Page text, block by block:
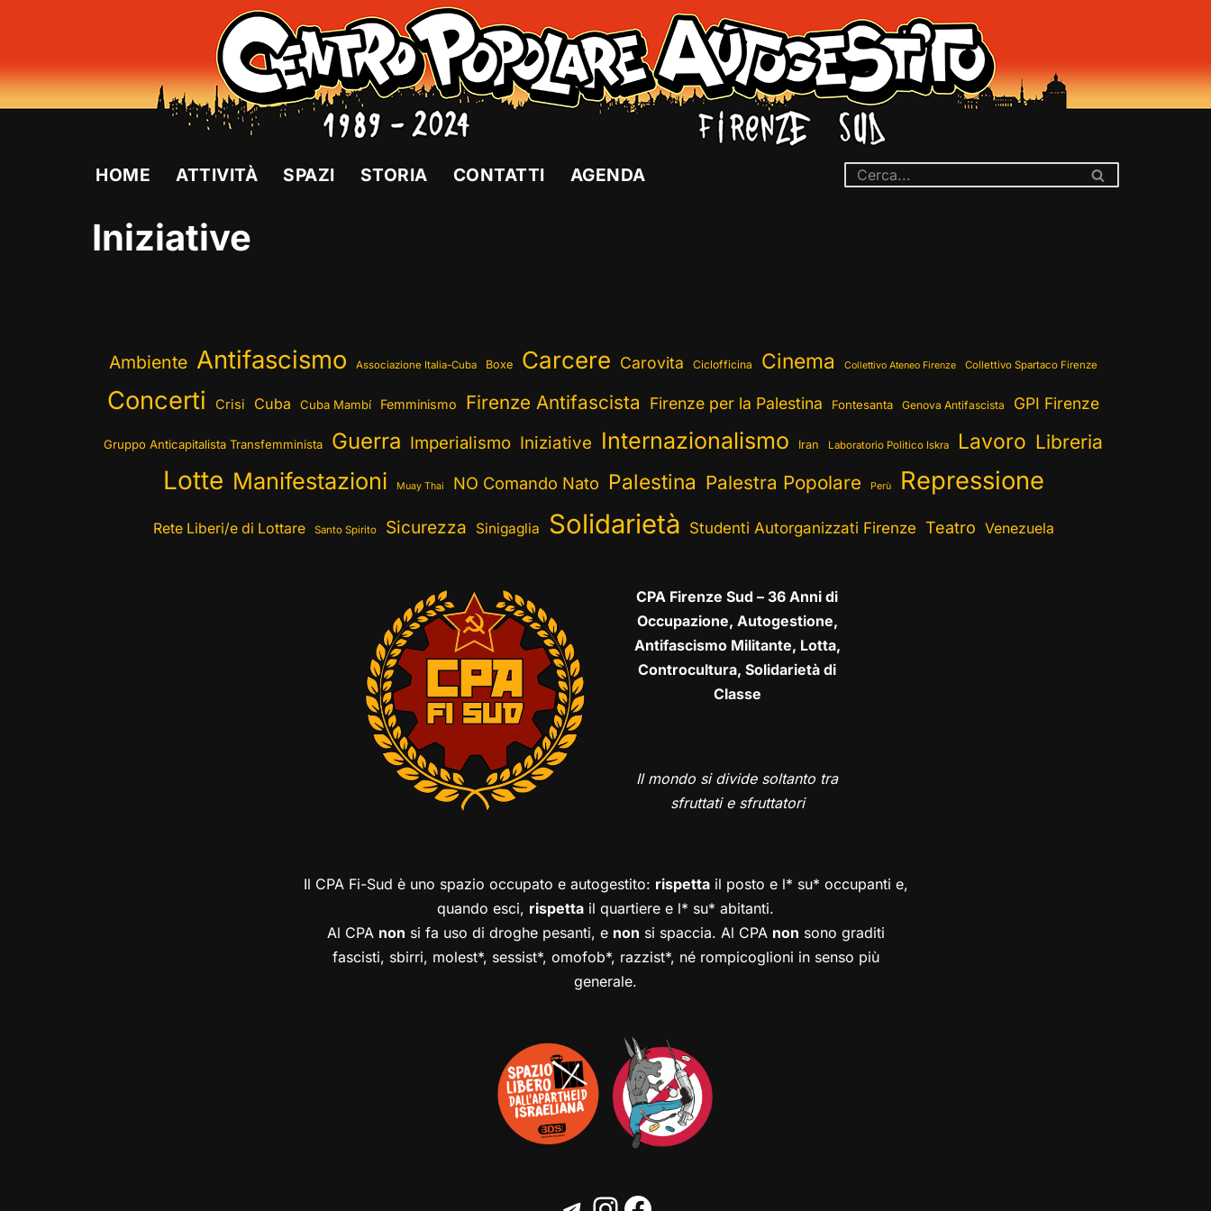
al
HOME ATTIVITÀ SPAZI STORIA CONTATTI AGENDA
Iniziative
Ambiente Antifascismo Associazione Italia-Cuba Boxe Carcere Carovita Ciclofficina Cinema Collettivo Ateneo Firenze Collettivo Spartaco Firenze
Concerti Crisi Cuba Cuba Mambí Femminismo Firenze Antifascista Firenze per la Palestina Fontesanta Genova Antifascista GPI Firenze
Gruppo Anticapitalista Transfemminista Guerra Imperialismo Iniziative Internazionalismo Iran Laboratorio Politico Iskra Lavoro Libreria
Lotte Manifestazioni Muay Thai NO Comando Nato Palestina Palestra Popolare Perù Repressione
Rete Liberi/e di Lottare Santo Spirito Sicurezza Sinigaglia Solidarietà Studenti Autorganizzati Firenze Teatro Venezuela
CPA Firenze Sud – 36 Anni di
Occupazione, Autogestione,
Antifascismo Militante, Lotta,
Controcultura, Solidarietà di
Classe
Il mondo si divide soltanto tra
sfruttati e sfruttatori
Il CPA Fi-Sud è uno spazio occupato e autogestito: rispettail posto e l* su* occupanti e,
quando esci, rispetta il quartiere e l* su* abitanti.
Al CPA non si fa uso di droghe pesanti, e non si spaccia. Al CPA non sono graditi
fascisti, sbirri, molest*, sessist*, omofob*, razzist*, né rompicoglioni in senso più
generale.